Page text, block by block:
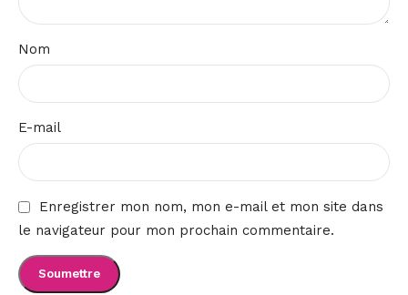
Nom
E-mail
Enregistrer mon nom, mon e-mail et mon site dans
le navigateur pour mon prochain commentaire.